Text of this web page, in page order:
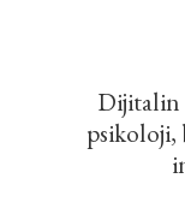
Dijitalin
psikoloji,